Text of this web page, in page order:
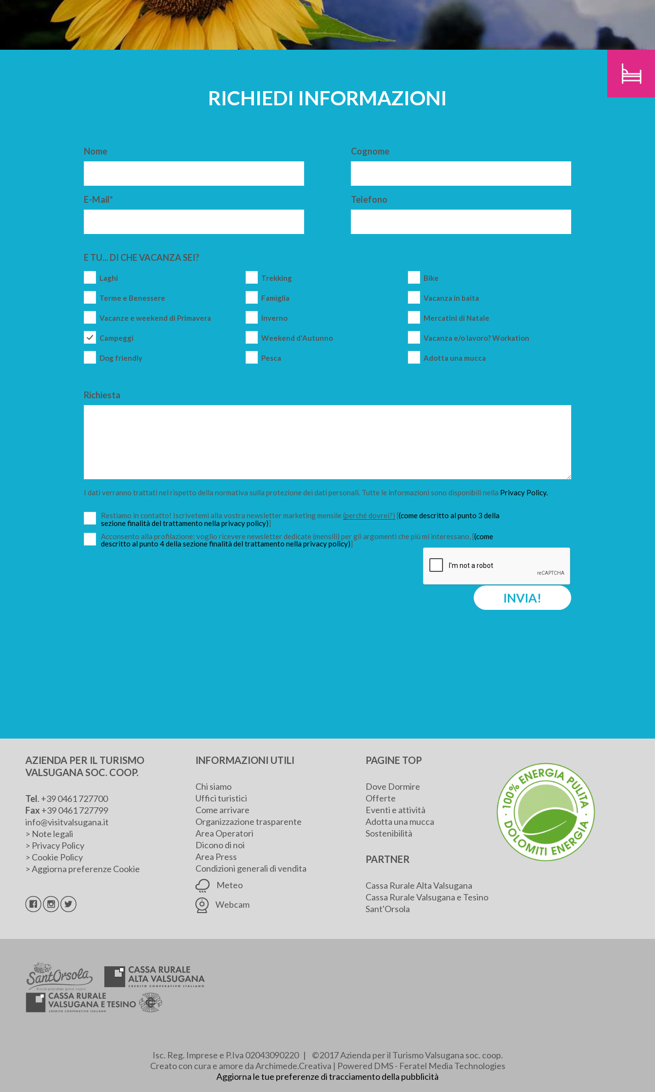
ARRIVO PARTENZA
CERCA
RICHIEDI INFORMAZIONI
Nome Cognome
E-Mail* Telefono
E TU... DI CHE VACANZA SEI?
Laghi Trekking Bike
Terme e Benessere Famiglia Vacanza in baita
Vacanze e weekend di Primavera Inverno Mercatini di Natale
Campeggi Weekend d'Autunno Vacanza e/o lavoro? Workation
Dog friendly Pesca Adotta una mucca
Richiesta
I dati verranno trattati nel rispetto della normativa sulla protezione dei dati personali. Tutte le informazioni sono disponibili nella Privacy Policy.
Restiamo in contatto! Iscrivetemi alla vostra newsletter marketing mensile (perché dovrei?) [(come descritto al punto 3 della
sezione finalità del trattamento nella privacy policy)]
Acconsento alla profilazione: voglio ricevere newsletter dedicate (mensili) per gli argomenti che più mi interessano, [(come
descritto al punto 4 della sezione finalità del trattamento nella privacy policy)]
INVIA!
AZIENDA PER IL TURISMO
VALSUGANA SOC. COOP.
Tel. +39 0461 727700
Fax +39 0461 727799
info@visitvalsugana.it
> Note legali
> Privacy Policy
> Cookie Policy
>Aggiorna preferenze Cookie
INFORMAZIONI UTILI
Chi siamo
Uffici turistici
Come arrivare
Organizzazione trasparente
Area Operatori
Dicono di noi
Area Press
Condizioni generali di vendita
Meteo
Webcam
PAGINE TOP
Dove Dormire
Offerte
Eventi e attività
Adotta una mucca
Sostenibilità
PARTNER
Cassa Rurale Alta Valsugana
Cassa Rurale Valsugana e Tesino
Sant'Orsola
Isc. Reg. Imprese e P.Iva 02043090220 | ©2017 Azienda per il Turismo Valsugana soc. coop.
Creato con cura e amore da Archimede.Creativa | Powered DMS - Feratel Media Technologies
Aggiorna le tue preferenze di tracciamento della pubblicità